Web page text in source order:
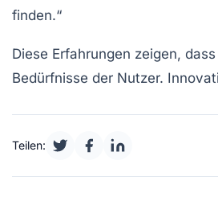
finden.“
Diese Erfahrungen zeigen,
Bedürfnisse der Nutzer.
Teilen: